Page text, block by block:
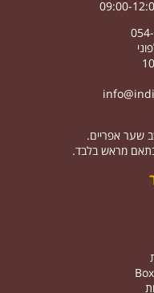
מראש בלבד.